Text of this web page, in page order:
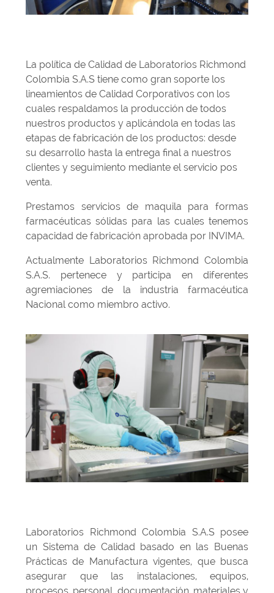
La política de Calidad de Laboratorios Richmond
Colombia S.A.S tiene como gran soporte los
lineamientos de Calidad Corporativos con los
cuales respaldamos la producción de todos
nuestros productos y aplicándola en todas las
etapas de fabricación de los productos: desde
su desarrollo hasta la entrega final a nuestros
clientes y seguimiento mediante el servicio pos
venta.
Prestamos servicios de maquila para formas
farmacéuticas sólidas para las cuales tenemos
capacidad de fabricación aprobada por INVIMA.
Actualmente Laboratorios Richmond Colombia
S.A.S. pertenece y participa en diferentes
agremiaciones de la industria farmacéutica
Nacional como miembro activo.
Laboratorios Richmond Colombia S.A.S posee
un Sistema de Calidad basado en las Buenas
Prácticas de Manufactura vigentes, que busca
asegurar que las instalaciones, equipos,